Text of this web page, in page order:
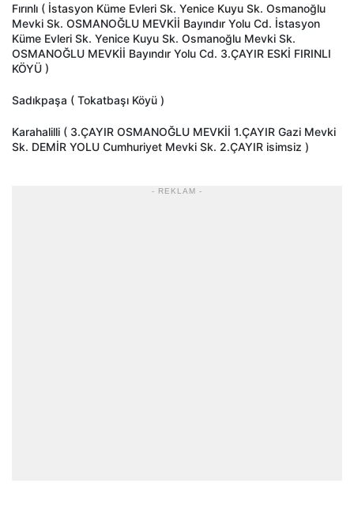
Fırınlı ( İstasyon Küme Evleri Sk. Yenice Kuyu Sk. Osmanoğlu
Mevki Sk. OSMANOĞLU MEVKİİ Bayındır Yolu Cd. İstasyon
Küme Evleri Sk. Yenice Kuyu Sk. Osmanoğlu Mevki Sk.
OSMANOĞLU MEVKİİ Bayındır Yolu Cd. 3.ÇAYIR ESKİ FIRINLI
KÖYÜ )
Sadıkpaşa ( Tokatbaşı Köyü )
Karahalilli ( 3.ÇAYIR OSMANOĞLU MEVKİİ 1.ÇAYIR Gazi Mevki
Sk. DEMİR YOLU Cumhuriyet Mevki Sk. 2.ÇAYIR isimsiz )
- REKLAM -